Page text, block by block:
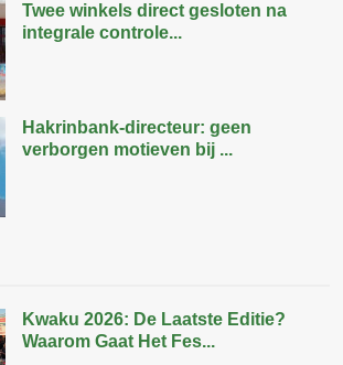
Twee winkels direct gesloten na
integrale controle...
Hakrinbank-directeur: geen
verborgen motieven bij ...
Kwaku 2026: De Laatste Editie?
Waarom Gaat Het Fes...